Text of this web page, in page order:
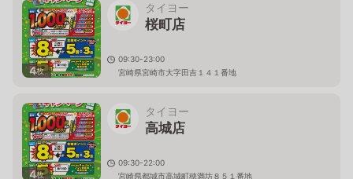
4枚
タイヨー
桜町店
09:30-23:00
宮崎県宮崎市大字田吉１４１番地
4枚
タイヨー
高城店
09:30-22:00
宮崎県都城市高城町穂満坊８５１番地